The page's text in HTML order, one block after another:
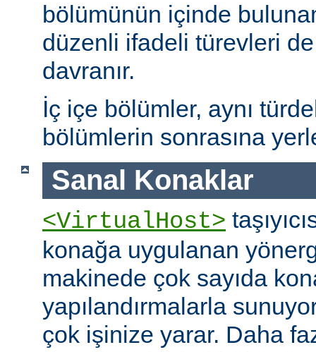
bölümünün içinde
düzenli ifadeli türevleri
davranır.
İç içe bölümler, aynı
bölümlerin sonrasına
Sanal Konaklar
<VirtualHost>
konağa uygulanan
makinede çok sayıda
yapılandırmalarla
çok işinize yarar. Daha